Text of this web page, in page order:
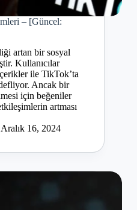
– [Güncel:
artan bir sosyal
Kullanıcılar
ile TikTok’ta
Ancak bir
için beğeniler
artması
Aralık 16, 2024